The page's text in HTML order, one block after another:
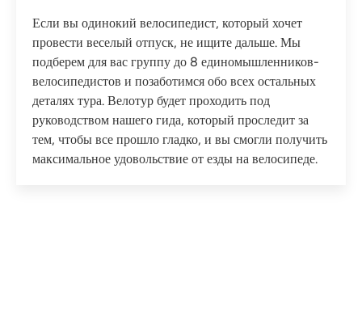
Если вы одинокий велосипедист, который хочет
провести веселый отпуск, не ищите дальше. Мы
подберем для вас группу до 8 единомышленников-
велосипедистов и позаботимся обо всех остальных
деталях тура. Велотур будет проходить под
руководством нашего гида, который проследит за
тем, чтобы все прошло гладко, и вы смогли получить
максимальное удовольствие от езды на велосипеде.